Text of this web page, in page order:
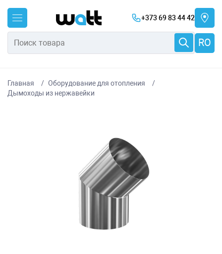
+373 69 83 44 42
RO
Главная
Оборудование для отопления
Дымоходы из нержавейки